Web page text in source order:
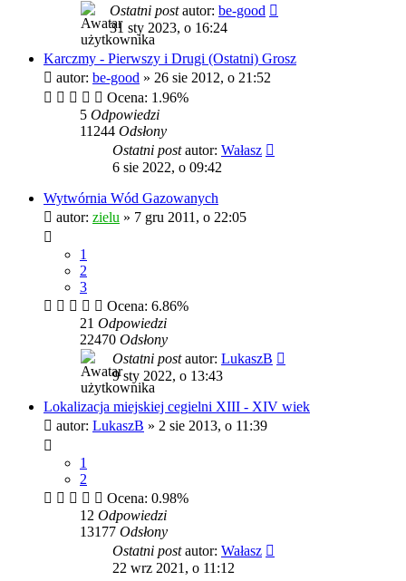
Ostatni postautor: be-good
31 sty 2023, o 16:24
Karczmy - Pierwszy i Drugi (Ostatni) Grosz
autor: be-good » 26 sie 2012, o 21:52
Ocena: 1.96%
5 Odpowiedzi
11244 Odsłony
Ostatni postautor: Wałasz
6 sie 2022, o 09:42
Wytwórnia Wód Gazowanych
autor: zielu » 7 gru 2011, o 22:05
1
2
3
Ocena: 6.86%
21 Odpowiedzi
22470 Odsłony
Ostatni postautor: LukaszB
9 sty 2022, o 13:43
Lokalizacja miejskiej cegielni XIII - XIV wiek
autor: LukaszB » 2 sie 2013, o 11:39
1
2
Ocena: 0.98%
12 Odpowiedzi
13177 Odsłony
Ostatni postautor: Wałasz
22 wrz 2021, o 11:12